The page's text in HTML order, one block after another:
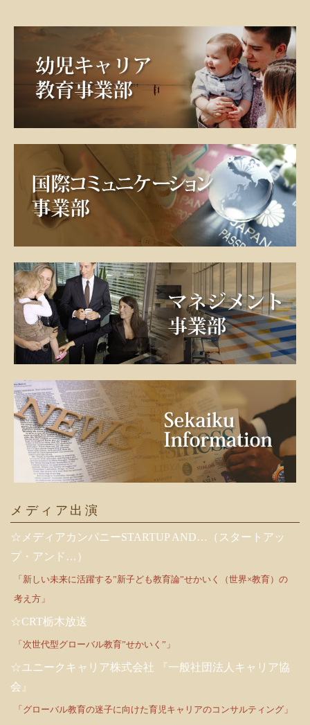
メディア出演
☆メディアカンパニーSTARTUP AND…（スタートアッ
プ・アンド…）
「新しい未来に活躍する”新子ども教育論”せかいく（世界×教育）の
考え方」
☆CRT栃木放送
「次世代型グローバル教育”せかいく”」
☆ユニークキャリア株式会社 『一般社団法人キャリア協
会』
「グローバル教育の迷子に向けた育児キャリアのコンサルティング」